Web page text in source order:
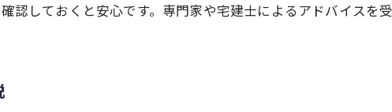
不動産売却で短期間現金化するための実践コツ
認しておくと安心です。専門家や宅建士によるアドバイスを